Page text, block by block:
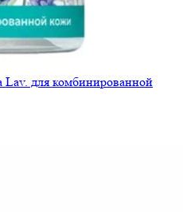
Lav. для комбинированной